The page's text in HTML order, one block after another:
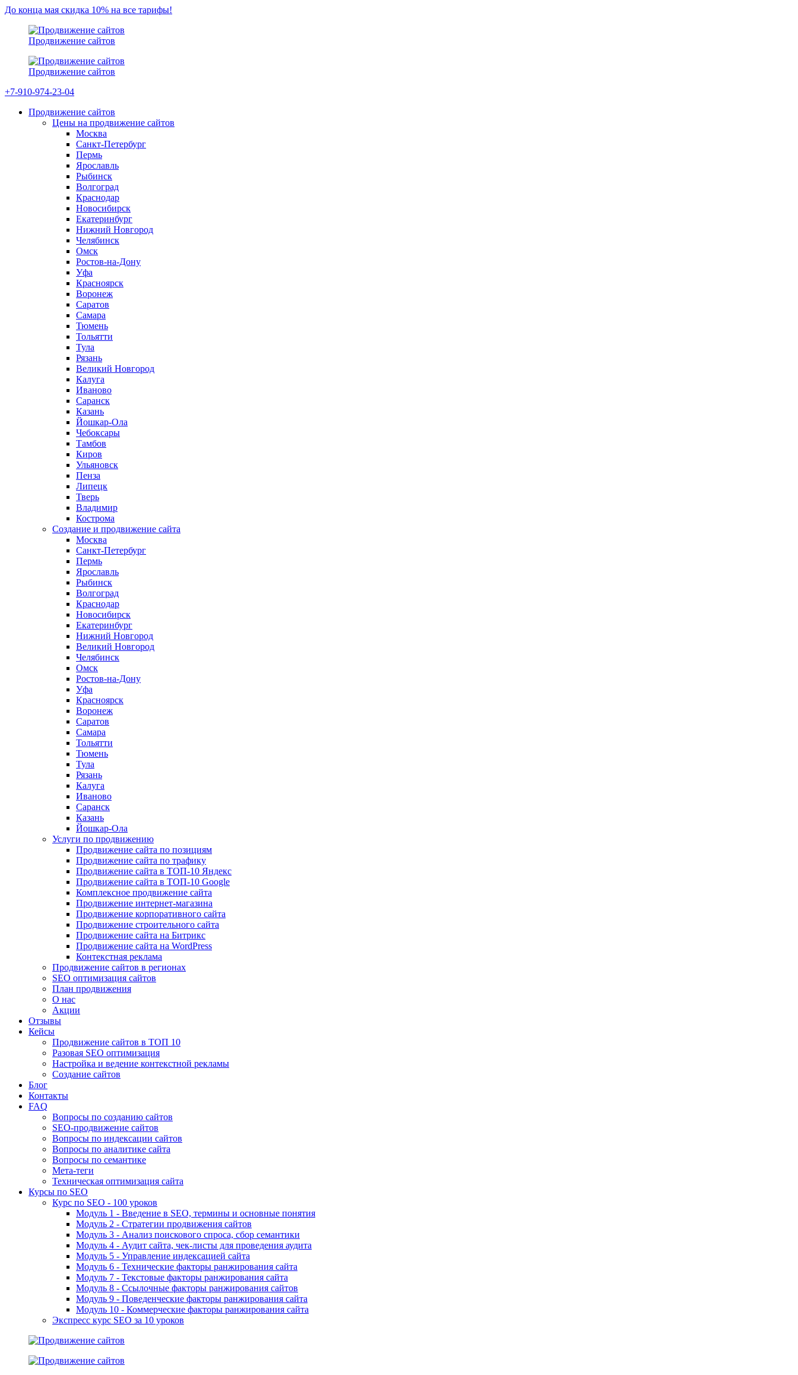
До конца мая скидка 10% на все тарифы!
Продвижение сайтов
Продвижение сайтов
+7-910-974-23-04
Продвижение сайтов
Цены на продвижение сайтов
Москва
Санкт-Петербург
Пермь
Ярославль
Рыбинск
Волгоград
Краснодар
Новосибирск
Екатеринбург
Нижний Новгород
Челябинск
Омск
Ростов-на-Дону
Уфа
Красноярск
Воронеж
Саратов
Самара
Тюмень
Тольятти
Тула
Рязань
Великий Новгород
Калуга
Иваново
Саранск
Казань
Йошкар-Ола
Чебоксары
Тамбов
Киров
Ульяновск
Пенза
Липецк
Тверь
Владимир
Кострома
Создание и продвижение сайта
Москва
Санкт-Петербург
Пермь
Ярославль
Рыбинск
Волгоград
Краснодар
Новосибирск
Екатеринбург
Нижний Новгород
Великий Новгород
Челябинск
Омск
Ростов-на-Дону
Уфа
Красноярск
Воронеж
Саратов
Самара
Тольятти
Тюмень
Тула
Рязань
Калуга
Иваново
Саранск
Казань
Йошкар-Ола
Услуги по продвижению
Продвижение сайта по позициям
Продвижение сайта по трафику
Продвижение сайта в ТОП-10 Яндекс
Продвижение сайта в ТОП-10 Google
Комплексное продвижение сайта
Продвижение интернет-магазина
Продвижение корпоративного сайта
Продвижение строительного сайта
Продвижение сайта на Битрикс
Продвижение сайта на WordPress
Контекстная реклама
Продвижение сайтов в регионах
SEO оптимизация сайтов
План продвижения
О нас
Акции
Отзывы
Кейсы
Продвижение сайтов в ТОП 10
Разовая SEO оптимизация
Настройка и ведение контекстной рекламы
Создание сайтов
Блог
Контакты
FAQ
Вопросы по созданию сайтов
SEO-продвижение сайтов
Вопросы по индексации сайтов
Вопросы по аналитике сайта
Вопросы по семантике
Мета-теги
Техническая оптимизация сайта
Курсы по SEO
Курс по SEO - 100 уроков
Модуль 1 - Введение в SEO, термины и основные понятия
Модуль 2 - Стратегии продвижения сайтов
Модуль 3 - Анализ поискового спроса, сбор семантики
Модуль 4 - Аудит сайта, чек-листы для проведения аудита
Модуль 5 - Управление индексацией сайта
Модуль 6 - Технические факторы ранжирования сайта
Модуль 7 - Текстовые факторы ранжирования сайта
Модуль 8 - Ссылочные факторы ранжирования сайтов
Модуль 9 - Поведенческие факторы ранжирования сайта
Модуль 10 - Коммерческие факторы ранжирования сайта
Экспресс курс SEO за 10 уроков